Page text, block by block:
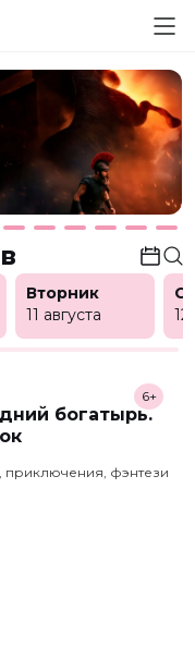
Вторник
11 августа
12
богатырь.
6+
приключения, фэнтези